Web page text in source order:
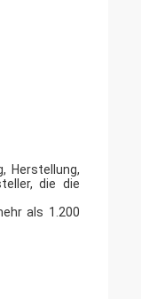
Herstellung,
die die
als 1.200